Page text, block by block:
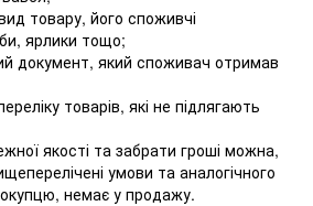
товару, його споживчі
ярлики тощо;
документ, який споживач отримав
товарів, які не підлягають
якості та забрати гроші можна,
умови та аналогічного
немає у продажу.